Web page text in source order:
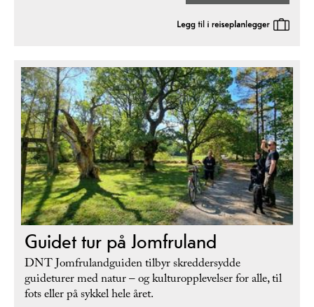
Guidet tur på Jomfruland
DNT Jomfrulandguiden tilbyr skreddersydde
guideturer med natur – og kulturopplevelser for alle, til
fots eller på sykkel hele året.